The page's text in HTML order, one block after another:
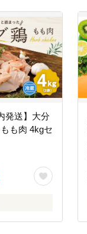
発送】大分
も肉 4kgセ